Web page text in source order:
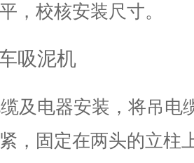
，校核安装尺寸。
及电器安装，将吊电
，固定在两头的立柱